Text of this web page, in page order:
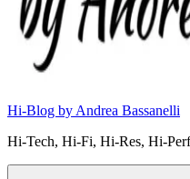
Hi-Blog by Andrea Bassanelli
Hi-Tech, Hi-Fi, Hi-Res, Hi-